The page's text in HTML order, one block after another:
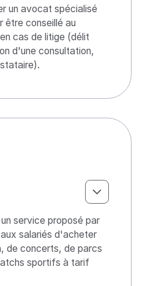
un avocat spécialisé
être conseillé au
cas de litige (délit
d'une consultation,
service proposé par
salariés d'acheter
de concerts, de parcs
sportifs à tarif